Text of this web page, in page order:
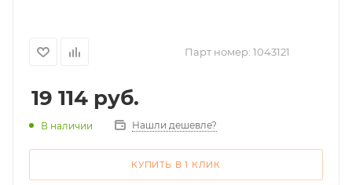
Парт номер: 1043121
19 114 руб.
В наличии Нашли дешевле?
КУПИТЬ В 1 КЛИК